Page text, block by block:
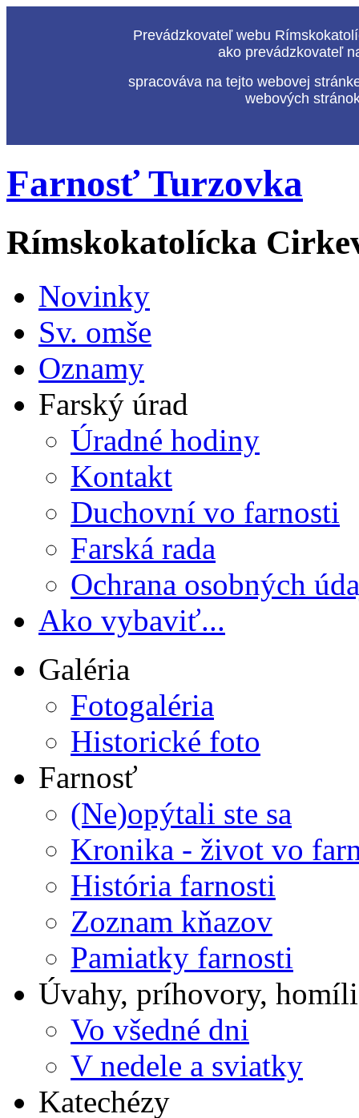
Prevádzkovateľ webu
ako prevádzkovateľ
spracováva na tejto webovej
webových
Farnosť Turzovka
Rímskokatolícka
Novinky
Sv. omše
Oznamy
Farský úrad
Úradné hodiny
Kontakt
Duchovní vo farnosti
Farská rada
Ochrana osobných
Ako vybaviť...
Galéria
Fotogaléria
Historické foto
Farnosť
(Ne)opýtali ste sa
Kronika - život vo
História farnosti
Zoznam kňazov
Pamiatky farnosti
Úvahy, príhovory,
Vo všedné dni
V nedele a sviatky
Katechézy